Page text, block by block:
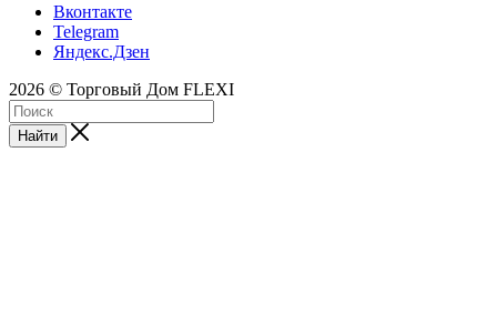
Вконтакте
Telegram
Яндекс.Дзен
2026 © Торговый Дом FLEXI
Найти